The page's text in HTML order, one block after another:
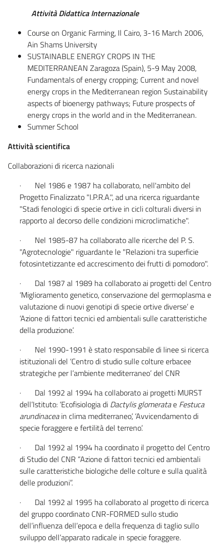
Attività Didattica Internazionale
Course on Organic Farming, Il Cairo, 3-16 March 2006,
Ain Shams University
SUSTAINABLE ENERGY CROPS IN THE
MEDITERRANEAN Zaragoza (Spain), 5-9 May 2008,
Fundamentals of energy cropping; Current and novel
energy crops in the Mediterranean region Sustainability
aspects of bioenergy pathways; Future prospects of
energy crops in the world and in the Mediterranean.
Summer School
Attività scientifica
Collaborazioni di ricerca nazionali
· Nel 1986 e 1987 ha collaborato, nell'ambito del
Progetto Finalizzato "I.P.R.A.", ad una ricerca riguardante
"Stadi fenologici di specie ortive in cicli colturali diversi in
rapporto al decorso delle condizioni microclimatiche".
· Nel 1985-87 ha collaborato alle ricerche del P. S.
"Agrotecnologie" riguardante le "Relazioni tra superficie
fotosintetizzante ed accrescimento dei frutti di pomodoro".
· Dal 1987 al 1989 ha collaborato ai progetti del Centro
‘Miglioramento genetico, conservazione del germoplasma e
valutazione di nuovi genotipi di specie ortive diverse’ e
‘Azione di fattori tecnici ed ambientali sulle caratteristiche
della produzione’.
· Nel 1990-1991 è stato responsabile di linee si ricerca
istituzionali del ‘Centro di studio sulle colture erbacee
strategiche per l’ambiente mediterraneo’ del CNR
· Dal 1992 al 1994 ha collaborato ai progetti MURST
dell’Istituto: ‘Ecofisiologia di Dactylis glomeratae Festuca
arundinaceain clima mediterraneo’, ‘Avvicendamento di
specie foraggere e fertilità del terreno’.
· Dal 1992 al 1994 ha coordinato il progetto del Centro
di Studio del CNR “Azione di fattori tecnici ed ambientali
sulle caratteristiche biologiche delle colture e sulla qualità
delle produzioni”.
· Dal 1992 al 1995 ha collaborato al progetto di ricerca
del gruppo coordinato CNR-FORMED sullo studio
dell’influenza dell’epoca e della frequenza di taglio sullo
sviluppo dell’apparato radicale in specie foraggere.